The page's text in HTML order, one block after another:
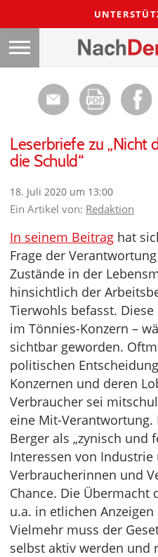
Leserbriefe zu „Nicht
die Schuld“
18. Juli 2020 um 13:00
Ein Artikel von: Redaktion
In seinem Beitrag hat
Frage der
Zustände in der
hinsichtlich der
Tierwohls befasst.
im Tönnies-Konzern –
sichtbar geworden.
politischen
Konzernen und deren
Verbraucher sei
eine Mit-Verantwortung.
Berger als „zynisch und
Interessen von
Verbraucherinnen und
Chance. Die Übermacht
u.a. in etlichen
Vielmehr muss der
selbst aktiv werden und